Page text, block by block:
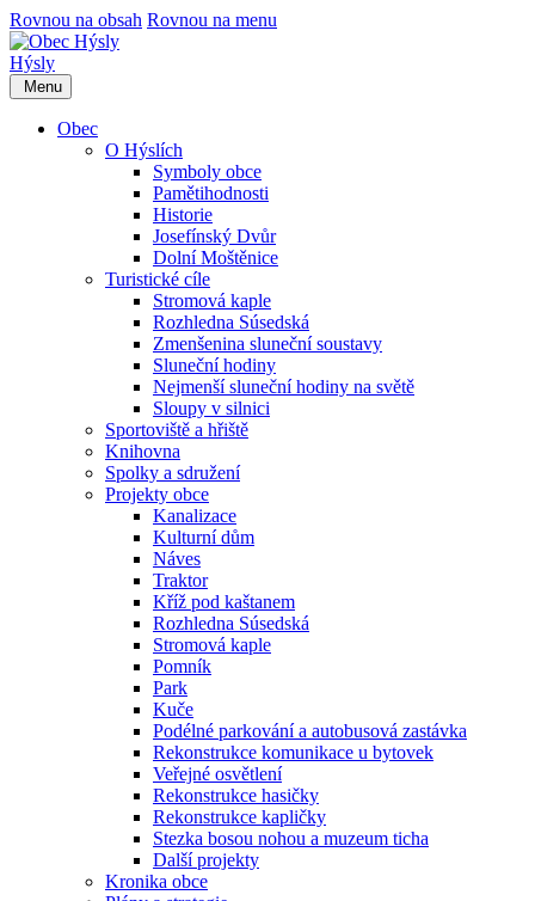
Rovnou na obsah Rovnou na menu
Hýsly
Menu
Obec
O Hýslích
Symboly obce
Pamětihodnosti
Historie
Josefínský Dvůr
Dolní Moštěnice
Turistické cíle
Stromová kaple
Rozhledna Súsedská
Zmenšenina sluneční soustavy
Sluneční hodiny
Nejmenší sluneční hodiny na světě
Sloupy v silnici
Sportoviště a hřiště
Knihovna
Spolky a sdružení
Projekty obce
Kanalizace
Kulturní dům
Náves
Traktor
Kříž pod kaštanem
Rozhledna Súsedská
Stromová kaple
Pomník
Park
Kuče
Podélné parkování a autobusová zastávka
Rekonstrukce komunikace u bytovek
Veřejné osvětlení
Rekonstrukce hasičky
Rekonstrukce kapličky
Stezka bosou nohou a muzeum ticha
Další projekty
Kronika obce